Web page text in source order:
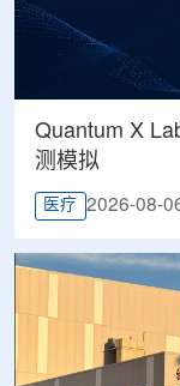
Quantum X
测模拟
医疗 2026-08-